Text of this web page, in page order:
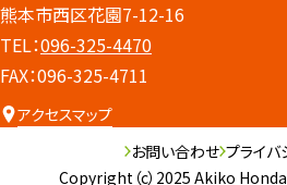
熊本市西区花園7-12-16
TEL：096-325-4470
FAX：096-325-4711
アクセスマップ
お問い合わせ プライバ
Copyright（c）2025 Akiko